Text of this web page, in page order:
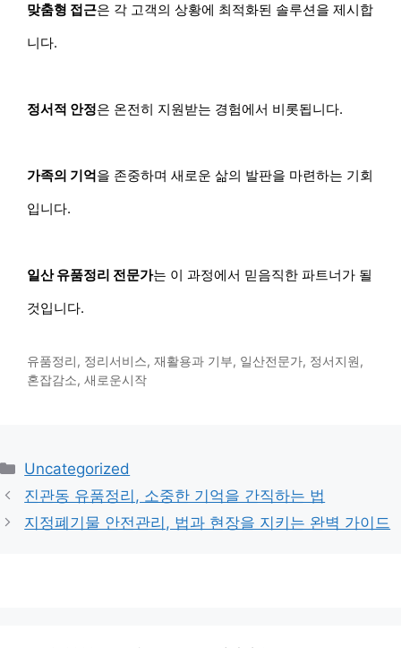
맞춤형 접근은 각 고객의 상황에 최적화된 솔루션을 제시합
니다.
정서적 안정은 온전히 지원받는 경험에서 비롯됩니다.
가족의 기억을 존중하며 새로운 삶의 발판을 마련하는 기회
입니다.
일산 유품정리 전문가는 이 과정에서 믿음직한 파트너가 될
것입니다.
유품정리, 정리서비스, 재활용과 기부, 일산전문가, 정서지원,
혼잡감소, 새로운시작
카
테
리
Uncategorized
진관동 유품정리, 소중한 기억을 간직하는 법
지정폐기물 안전관리, 법과 현장을 지키는 완벽 가이드